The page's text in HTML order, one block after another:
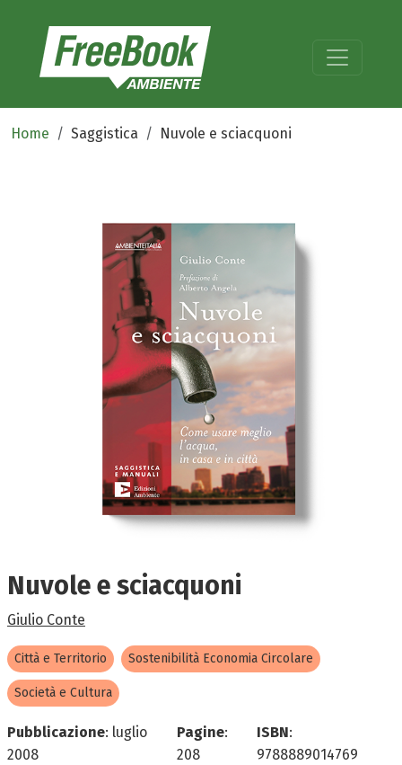
Home Saggistica Nuvole e sciacquoni
Nuvole e sciacquoni
Giulio Conte
Città e Territorio Sostenibilità Economia Circolare
Società e Cultura
Pubblicazione: luglio
2008
Pagine:
208
ISBN:
9788889014769